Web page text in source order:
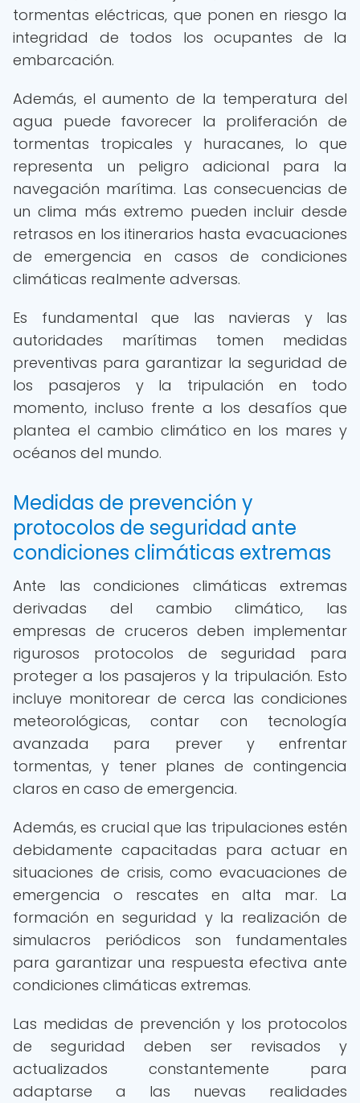
tormentas eléctricas, que ponen en riesgo la
integridad de todos los ocupantes de la
embarcación.
Además, el aumento de la temperatura del
agua puede favorecer la proliferación de
tormentas tropicales y huracanes, lo que
representa un peligro adicional para la
navegación marítima. Las consecuencias de
un clima más extremo pueden incluir desde
retrasos en los itinerarios hasta evacuaciones
de emergencia en casos de condiciones
climáticas realmente adversas.
Es fundamental que las navieras y las
autoridades marítimas tomen medidas
preventivas para garantizar la seguridad de
los pasajeros y la tripulación en todo
momento, incluso frente a los desafíos que
plantea el cambio climático en los mares y
océanos del mundo.
Medidas de prevención y
protocolos de seguridad ante
condiciones climáticas extremas
Ante las condiciones climáticas extremas
derivadas del cambio climático, las
empresas de cruceros deben implementar
rigurosos protocolos de seguridad para
proteger a los pasajeros y la tripulación. Esto
incluye monitorear de cerca las condiciones
meteorológicas, contar con tecnología
avanzada para prever y enfrentar
tormentas, y tener planes de contingencia
claros en caso de emergencia.
Además, es crucial que las tripulaciones estén
debidamente capacitadas para actuar en
situaciones de crisis, como evacuaciones de
emergencia o rescates en alta mar. La
formación en seguridad y la realización de
simulacros periódicos son fundamentales
para garantizar una respuesta efectiva ante
condiciones climáticas extremas.
Las medidas de prevención y los protocolos
de seguridad deben ser revisados y
actualizados constantemente para
adaptarse a las nuevas realidades